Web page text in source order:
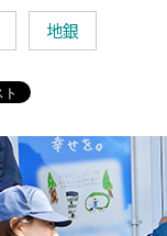
地銀